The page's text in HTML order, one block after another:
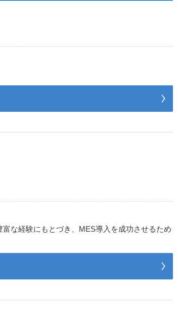
な経験にもとづき、MES導入を成功させるため